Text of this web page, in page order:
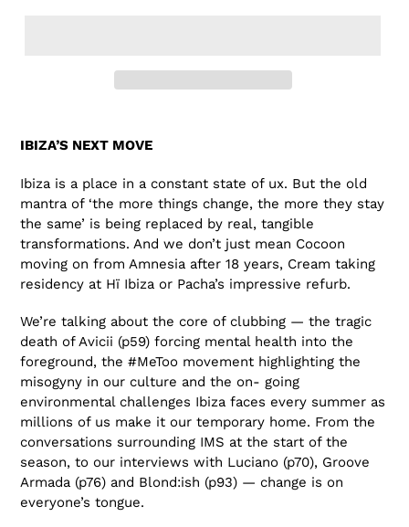
IBIZA’S NEXT MOVE
Ibiza is a place in a constant state of ux. But the old
mantra of ‘the more things change, the more they stay
the same’ is being replaced by real, tangible
transformations. And we don’t just mean Cocoon
moving on from Amnesia after 18 years, Cream taking
residency at Hï Ibiza or Pacha’s impressive refurb.
We’re talking about the core of clubbing — the tragic
death of Avicii (p59) forcing mental health into the
foreground, the #MeToo movement highlighting the
misogyny in our culture and the on- going
environmental challenges Ibiza faces every summer as
millions of us make it our temporary home. From the
conversations surrounding IMS at the start of the
season, to our interviews with Luciano (p70), Groove
Armada (p76) and Blond:ish (p93) — change is on
everyone’s tongue.